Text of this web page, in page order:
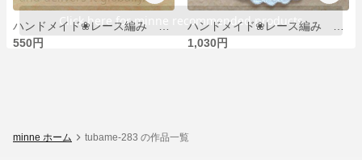
550円
1,030円
minne ホーム tubame-283 の作品一覧